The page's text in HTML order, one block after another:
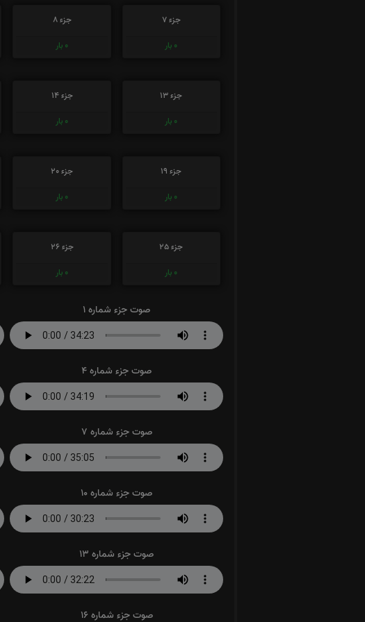
جزء 7
0 بار
جزء 8
0 بار
جزء 13
0 بار
جزء 14
0 بار
جزء 19
0 بار
جزء 20
0 بار
جزء 25
0 بار
جزء 26
0 بار
صوت جزء شماره 1
صوت جزء شماره 4
صوت جزء شماره 7
صوت جزء شماره 10
صوت جزء شماره 13
صوت جزء شماره 16